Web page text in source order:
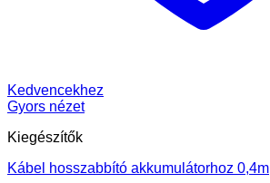
Kedvencekhez
Gyors nézet
Kiegészítők
Kábel hosszabbító akkumulátorhoz 0,4m